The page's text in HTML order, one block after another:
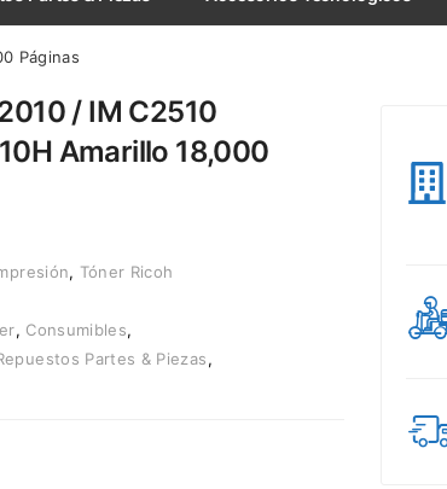
Páginas
/ IM C2510
Amarillo 18,000
, Tóner Ricoh
, Consumibles,
Partes & Piezas,